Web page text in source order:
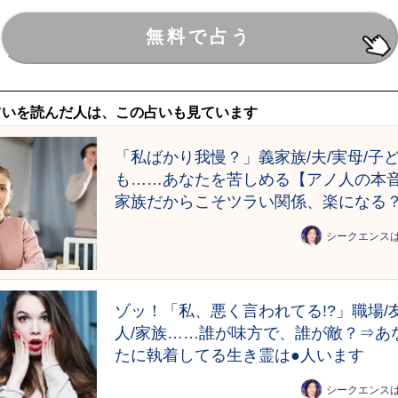
を読んだ人は、この占いも見ています
「私ばかり我慢？」義家族/夫/実母/子
も……あなたを苦しめる【アノ人の本音
家族だからこそツラい関係、楽になる？
シークエンス
ゾッ！「私、悪く言われてる!?」職場/
人/家族……誰が味方で、誰が敵？⇒あ
たに執着してる生き霊は●人います
シークエンス